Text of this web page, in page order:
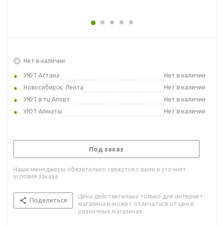
Нет в наличии
УЮТ Астана
Нет в наличии
Новосибирск, Лента
Нет в наличии
УЮТ в тц Апорт
Нет в наличии
УЮТ Алматы
Нет в наличии
Под заказ
Наши менеджеры обязательно свяжутся с вами и уточнят
условия заказа
Поделиться
Цена действительна только для интернет-
магазина и может отличаться от цен в
розничных магазинах